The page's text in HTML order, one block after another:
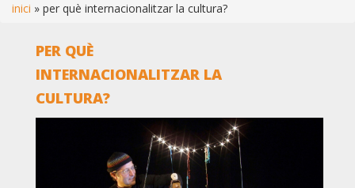
d'ariadna
inici per què internacionalitzar la cultura?
PER QUÈ
INTERNACIONALITZAR LA
CULTURA?